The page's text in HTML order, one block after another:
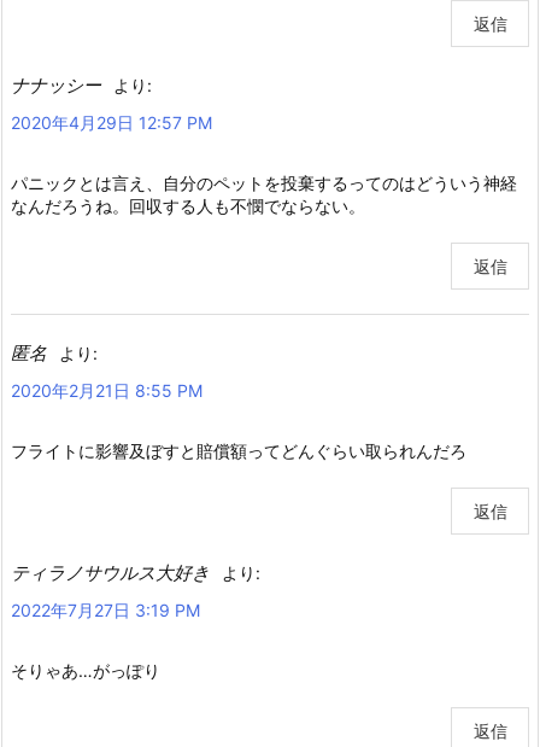
返信
ナナッシー
より:
2020年4月29日 12:57 PM
パニックとは言え、自分のペットを投棄するってのはどういう神経
なんだろうね。回収する人も不憫でならない。
返信
匿名
より:
2020年2月21日 8:55 PM
フライトに影響及ぼすと賠償額ってどんぐらい取られんだろ
返信
ティラノサウルス大好き
より:
2022年7月27日 3:19 PM
そりゃあ…がっぽり
返信